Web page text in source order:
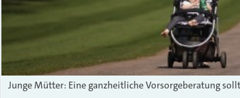
Junge Mütter: Eine ganzheitliche Vorsorgeberatung